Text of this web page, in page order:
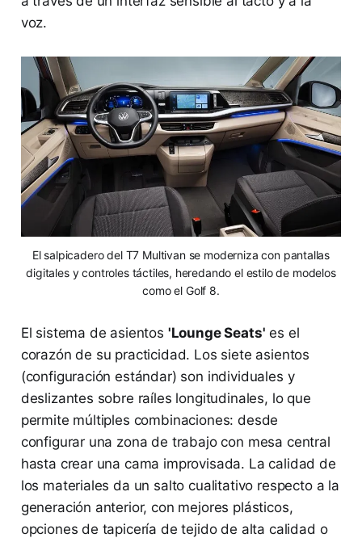
voz.
El salpicadero del T7 Multivan se moderniza con pantallas
digitales y controles táctiles, heredando el estilo de modelos
como el Golf 8.
El sistema de asientos 'Lounge Seats' es el
corazón de su practicidad. Los siete asientos
(configuración estándar) son individuales y
deslizantes sobre raíles longitudinales, lo que
permite múltiples combinaciones: desde
configurar una zona de trabajo con mesa central
hasta crear una cama improvisada. La calidad de
los materiales da un salto cualitativo respecto a la
generación anterior, con mejores plásticos,
opciones de tapicería de tejido de alta calidad o